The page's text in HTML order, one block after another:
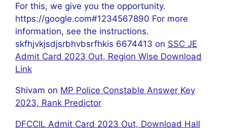
For this, we give you the opportunity.
https://google.com#1234567890 For more
information, see the instructions.
skfhjvkjsdjsrbhvbsrfhkis 6674413 on SSC JE
Admit Card 2023 Out, Region Wise Download
Link
Shivam on MP Police Constable Answer Key
2023, Rank Predictor
DFCCIL Admit Card 2023 Out, Download Hall